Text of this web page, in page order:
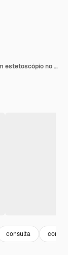
Médico está verificando mulher grávida com estetoscópio no conceito de saúde hospitalar
consulta